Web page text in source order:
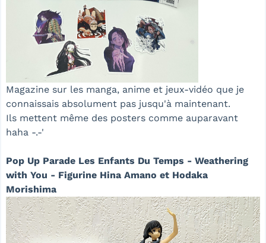
Magazine sur les manga, anime et jeux-vidéo que je
connaissais absolument pas jusqu'à maintenant.
Ils mettent même des posters comme auparavant
haha -.-'
Pop Up Parade Les Enfants Du Temps - Weathering
with You - Figurine Hina Amano et Hodaka
Morishima